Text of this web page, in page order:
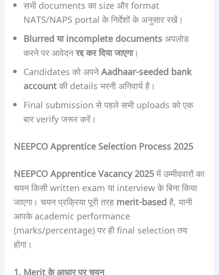
सभी documents का size और format
NATS/NAPS portal के निर्देशों के अनुसार रखें।
Blurred या incomplete documentsअपलोड
करने पर आवेदनरद्द कर दिया जाएगा।
Candidates को अपनेAadhaar-seeded bank
accountकी details भरनी अनिवार्य है।
Final submission से पहले सभी uploads को एक
बार verify जरूर करें।
NEEPCO Apprentice Selection Process 2025
NEEPCO Apprentice Vacancy 2025में उम्मीदवारों का
चयन किसी written exam या interview के बिना किया
जाएगा। चयन प्रक्रिया पूरी तरह merit-basedहै, यानी
आपके academic performance
(marks/percentage) पर ही final selection तय
होगा।
1. Merit के आधार पर चयन